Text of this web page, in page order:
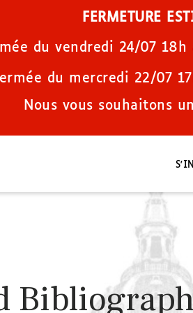
FERMETURE
du vendredi 24/07
du mercredi 22/07
Nous vous souhaitons